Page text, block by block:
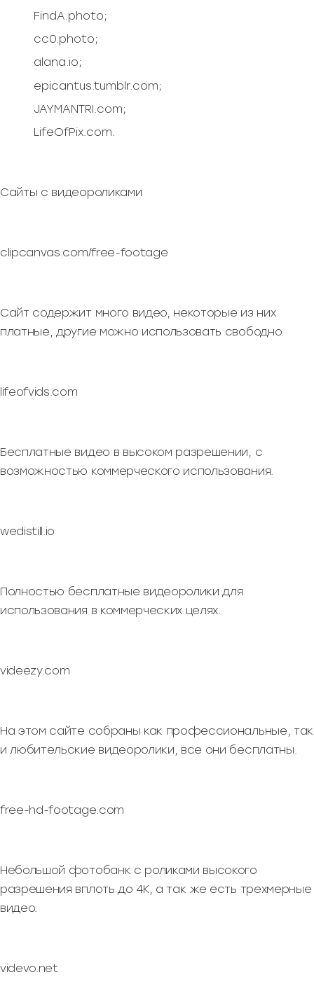
FindA.photo;
cc0.photo;
alana.io;
epicantus.tumblr.com;
JAYMANTRI.com;
LifeOfPix.com.
Сайты с видеороликами
clipcanvas.com/free-footage
Сайт содержит много видео, некоторые из них
платные, другие можно использовать свободно.
lifeofvids.com
Бесплатные видео в высоком разрешении, с
возможностью коммерческого использования.
wedistill.io
Полностью бесплатные видеоролики для
использования в коммерческих целях.
videezy.com
На этом сайте собраны как профессиональные, так
и любительские видеоролики, все они бесплатны.
free-hd-footage.com
Небольшой фотобанк с роликами высокого
разрешения вплоть до 4К, а так же есть трехмерные
видео.
videvo.net